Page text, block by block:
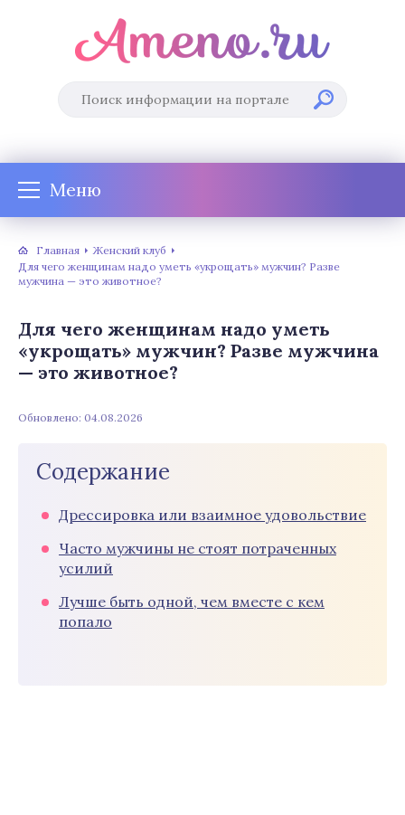
Меню
Главная
Женский клуб
Для чего женщинам надо уметь «укрощать» мужчин? Разве
мужчина — это животное?
Для чего женщинам надо уметь
«укрощать» мужчин? Разве мужчина
— это животное?
Обновлено: 04.08.2026
Содержание
Дрессировка или взаимное удовольствие
Часто мужчины не стоят потраченных
усилий
Лучше быть одной, чем вместе с кем
попало